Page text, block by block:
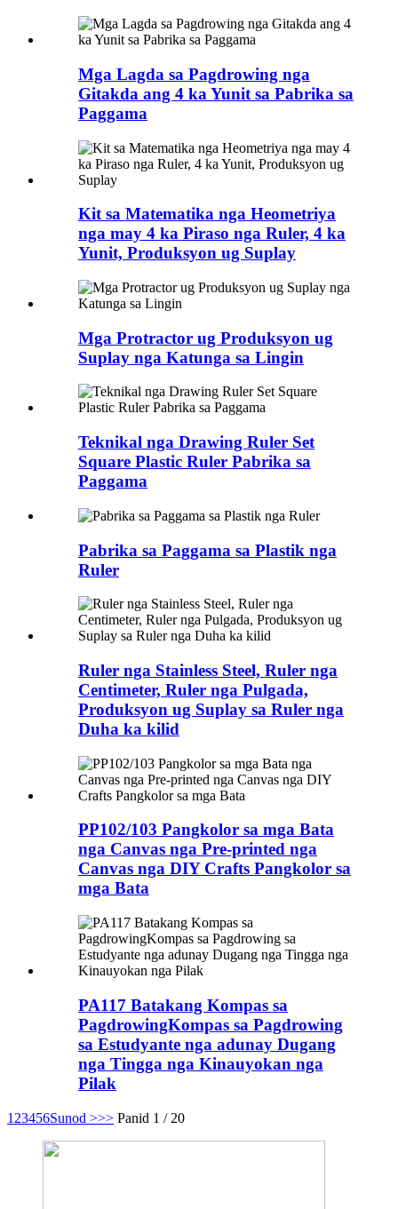
Mga Lagda sa Pagdrowing nga
Gitakda ang 4 ka Yunit sa Pabrika sa
Paggama
Kit sa Matematika nga Heometriya
nga may 4 ka Piraso nga Ruler, 4 ka
Yunit, Produksyon ug Suplay
Mga Protractor ug Produksyon ug
Suplay nga Katunga sa Lingin
Teknikal nga Drawing Ruler Set
Square Plastic Ruler Pabrika sa
Paggama
Pabrika sa Paggama sa Plastik nga
Ruler
Ruler nga Stainless Steel, Ruler nga
Centimeter, Ruler nga Pulgada,
Produksyon ug Suplay sa Ruler nga
Duha ka kilid
PP102/103 Pangkolor sa mga Bata
nga Canvas nga Pre-printed nga
Canvas nga DIY Crafts Pangkolor sa
mga Bata
PA117 Batakang Kompas sa
PagdrowingKompas sa Pagdrowing
sa Estudyante nga adunay Dugang
nga Tingga nga Kinauyokan nga
Pilak
1 23456Sunod >>> Panid 1 / 20